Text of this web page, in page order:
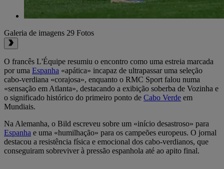
Galeria de imagens 29 Fotos
O francês L'Équipe resumiu o encontro como uma estreia marcada
por uma Espanha «apática» incapaz de ultrapassar uma seleção
cabo-verdiana «corajosa», enquanto o RMC Sport falou numa
«sensação em Atlanta», destacando a exibição soberba de Vozinha e
o significado histórico do primeiro ponto de Cabo Verde em
Mundiais.
Na Alemanha, o Bild escreveu sobre um «início desastroso» para
Espanha e uma «humilhação» para os campeões europeus. O jornal
destacou a resistência física e emocional dos cabo-verdianos, que
conseguiram sobreviver à pressão espanhola até ao apito final.